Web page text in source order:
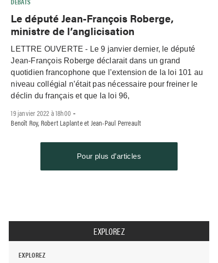
Le député Jean-François Roberge,
ministre de l’anglicisation
LETTRE OUVERTE - Le 9 janvier dernier, le député
Jean-François Roberge déclarait dans un grand
quotidien francophone que l’extension de la loi 101 au
niveau collégial n’était pas nécessaire pour freiner le
déclin du français et que la loi 96,
19 janvier 2022 à 18h00 -
Benoît Roy, Robert Laplante et Jean-Paul Perreault
Pour plus d’articles
EXPLOREZ
EXPLOREZ